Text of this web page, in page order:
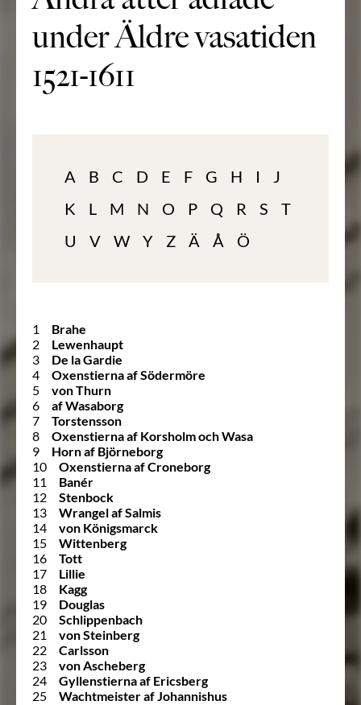
under Äldre vasatiden
1521-1611
A B C D E F G H I
J
K
L M N O P Q R S
T
U
V W Y Z Ä Å Ö
1
Brahe
2
Lewenhaupt
3
De la Gardie
4
Oxenstierna af Södermöre
5
von Thurn
6
af Wasaborg
7
Torstensson
8
Oxenstierna af Korsholm och Wasa
9
Horn af Björneborg
10
Oxenstierna af Croneborg
11
Banér
12
Stenbock
13
Wrangel af Salmis
14
von Königsmarck
15
Wittenberg
16
Tott
17
Lillie
18
Kagg
19
Douglas
20
Schlippenbach
21
von Steinberg
22
Carlsson
23
von Ascheberg
24
Gyllenstierna af Ericsberg
25
Wachtmeister af Johannishus